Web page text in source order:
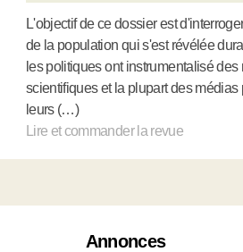
L'objectif de ce dossier est
de la population qui s'est révélée
les politiques ont instrumentalisé
scientifiques et la plupart des médias
leurs (…)
Lire et commander la revue
Annonces